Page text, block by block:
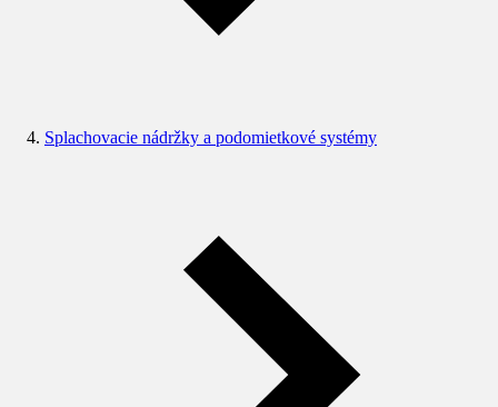
Splachovacie nádržky a podomietkové systémy